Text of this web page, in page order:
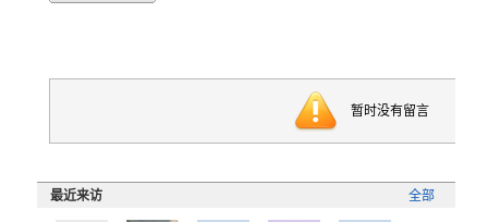
暂时没有留言
全部
最近来访